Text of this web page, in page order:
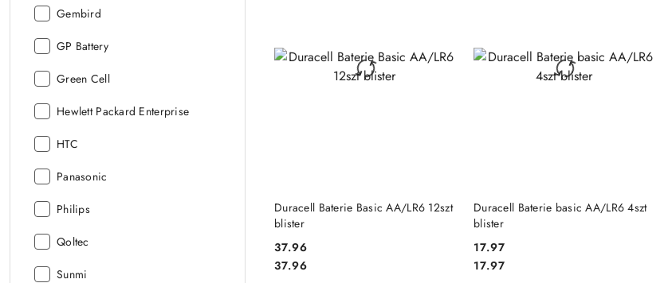
Producent:
Gembird
Producent:
GP Battery
Producent:
Green Cell
Producent:
Hewlett Packard Enterprise
Producent:
HTC
Producent:
Panasonic
Producent:
Philips
Producent:
Qoltec
Producent:
Sunmi
Duracell Baterie Basic AA/LR6 12szt
blister
Cena:
37.96
Cena:
37.96
DO KOSZYKA
Duracell Baterie basic AA/LR6 4szt
blister
Cena:
17.97
Cena:
17.97
DO KOSZYKA